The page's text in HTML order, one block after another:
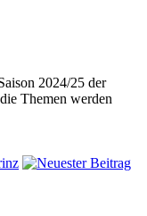
2024/25 der
Themen werden